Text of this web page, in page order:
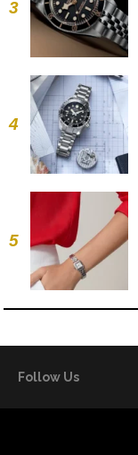
3
4
5
Follow Us